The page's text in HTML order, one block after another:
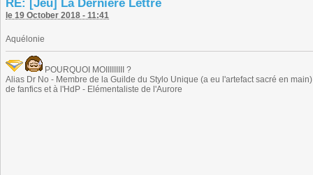
RE: [Jeu] La Dernière Lettre
le 19 October 2018 - 11:41
Aquélonie
POURQUOI MOIIIIIIIII ?
Alias Dr No - Membre de la Guilde du Stylo Unique (a eu l'artefact sacré en
de fanfics et à l'HdP - Elémentaliste de l'Aurore